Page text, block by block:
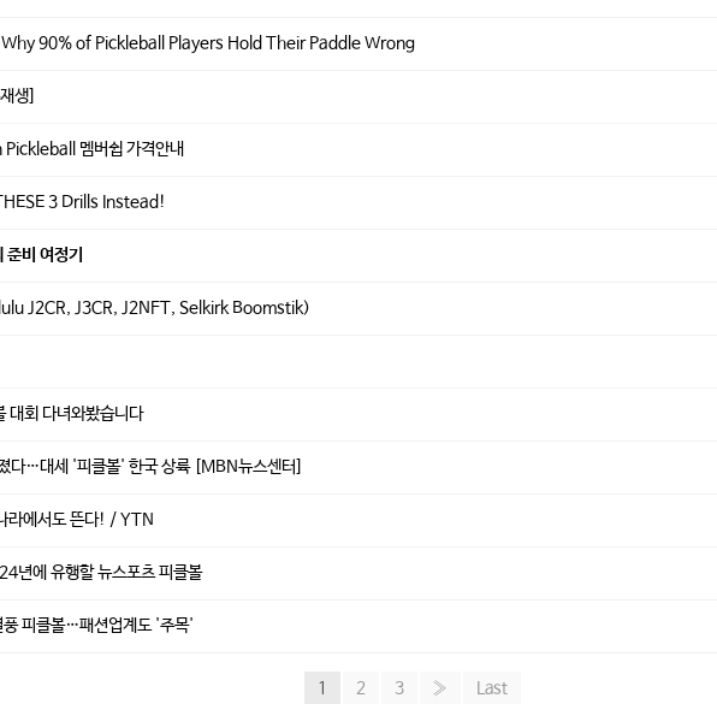
Why 90% of Pickleball Players Hold Their Paddle Wrong
생]
멤버쉽 가격안내
3 Drills Instead!
비 여정기
J2CR, J3CR, J2NFT, Selkirk Boomstik)
대회 다녀와봤습니다
다…대세 '피클볼' 한국 상륙 [MBN뉴스센터]
라에서도 뜬다! / YTN
에 유행할 뉴스포츠 피클볼
풍 피클볼…패션업계도 '주목'
1 2 3 » Last